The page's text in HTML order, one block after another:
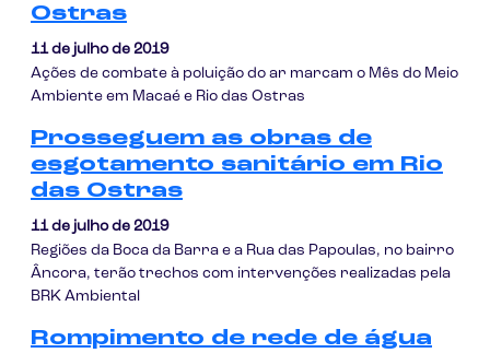
Ostras
11 de julho de 2019
Ações de combate à poluição do ar marcam o Mês do Meio
Ambiente em Macaé e Rio das Ostras
Prosseguem as obras de
esgotamento sanitário em Rio
das Ostras
11 de julho de 2019
Regiões da Boca da Barra e a Rua das Papoulas, no bairro
Âncora, terão trechos com intervenções realizadas pela
BRK Ambiental
Rompimento de rede de água